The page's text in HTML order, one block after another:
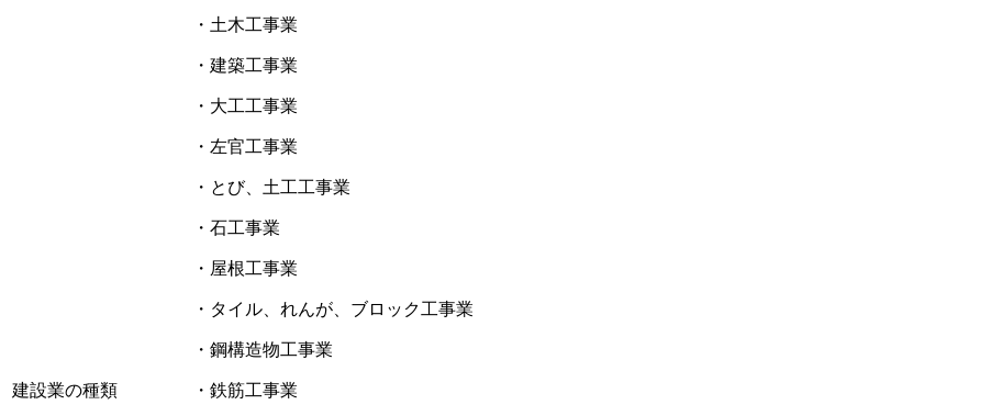
建設業の種類
・土木工事業
・建築工事業
・大工工事業
・左官工事業
・とび、土工工事業
・石工事業
・屋根工事業
・タイル、れんが、ブロック工事業
・鋼構造物工事業
・鉄筋工事業